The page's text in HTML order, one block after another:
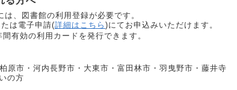
は、図書館の利用登録が必要です。
は電子申請(詳細はこちら )にてお申込みいただけます。
有効の利用カードを発行できます。
柏原市・ 河内長野市・ 大東市・ 富田林市・羽曳野市・藤井寺
の方